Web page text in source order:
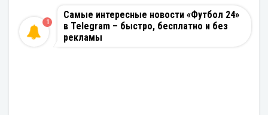
Самые интересные новости «Футбол 24»
в Telegram – быстро, бесплатно и без
рекламы
1